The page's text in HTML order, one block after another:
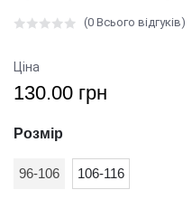
(0 Всього відгуків)
Ціна
130.00 грн
Розмір
96-106 106-116